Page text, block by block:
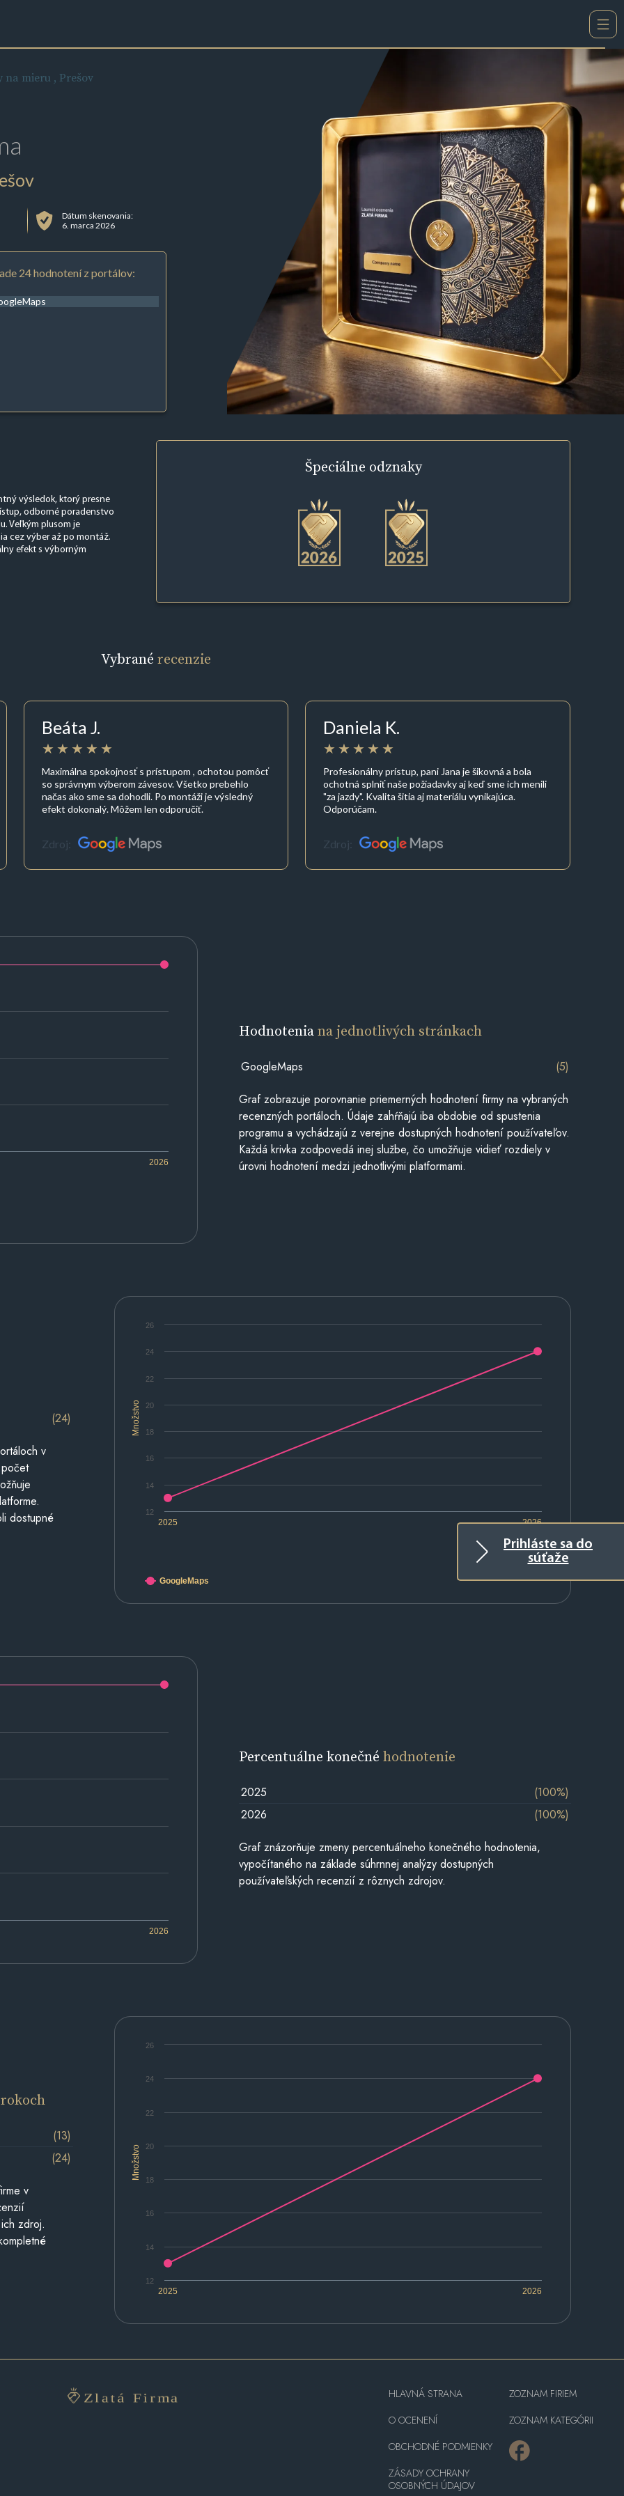
Prihláste sa do
súťaže
mieru , Prešov
Dátum skenovania:
6. marca 2026
24 hodnotení z portálov:
výsledok, ktorý presne
odborné poradenstvo
Veľkým plusom je
cez výber až po montáž.
efekt s výborným
Špeciálne odznaky
Vybrané recenzie
Beáta J.
Maximálna spokojnosť s prístupom , ochotou pomôcť
so správnym výberom závesov. Všetko prebehlo
načas ako sme sa dohodli. Po montáži je výsledný
efekt dokonalý. Môžem len odporučiť.
Zdroj:
Daniela K.
Profesionálny prístup, pani Jana je šikovná a bola
ochotná splniť naše požiadavky aj keď sme ich menili
"za jazdy". Kvalita šitia aj materiálu vynikajúca.
Odporúčam.
Zdroj:
2026
Hodnoteniana jednotlivých stránkach
GoogleMaps (5)
Graf zobrazuje porovnanie priemerných hodnotení firmy na vybraných
recenzných portáloch. Údaje zahŕňajú iba obdobie od spustenia
programu a vychádzajú z verejne dostupných hodnotení používateľov.
Každá krivka zodpovedá inej službe, čo umožňuje vidieť rozdiely v
úrovni hodnotení medzi jednotlivými platformami.
Množstvo
2025 2026
12
14
16
18
20
22
24
26
GoogleMaps
(24)
v
dostupné
2026
Percentuálne konečnéhodnotenie
2025
(100%)
2026
(100%)
Graf znázorňuje zmeny percentuálneho konečného hodnotenia,
vypočítaného na základe súhrnnej analýzy dostupných
používateľských recenzií z rôznych zdrojov.
Množstvo
2025 2026
12
14
16
18
20
22
24
26
(13)
(24)
v
zdroj.
HLAVNÁ STRANA
O OCENENÍ
OBCHODNÉ PODMIENKY
ZÁSADY OCHRANY
OSOBNÝCH ÚDAJOV
ZOZNAM FIRIEM
ZOZNAM KATEGÓRII